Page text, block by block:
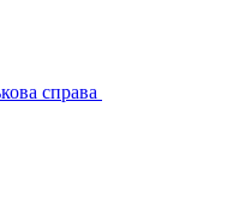
справа